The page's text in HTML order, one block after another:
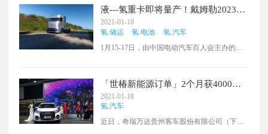
座加氢站，超额完成2020年累计建成10座加氢
站的工作目标。同时，山东省也成为继广东、
上海之后，全国第三个加氢站数量突破两位数
的省份。
液---氢重卡即将量产！戴姆勒2023年
开始进行液氢重卡试驾
2021-01-18
氢.储运
氢.电池
氢.汽车
1月15-17日，由中国电动汽车百人会主办的
（中国）商用车投资有限公司首席执行官贺峰
出席并发表演讲。
「世椿新能源订单」2个月获4000万
氢车订单 这家公司什么来头？
2021-01-18
氢.汽车
近日，奇瑞万达贵州客车股份有限公司（下